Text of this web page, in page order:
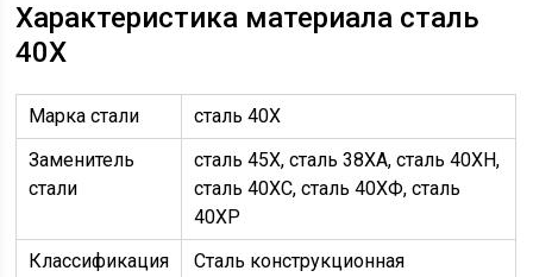
Характеристика материала сталь
40Х
Марка стали
сталь 40Х
Заменитель
стали
сталь 45Х, сталь 38ХА, сталь 40ХН,
сталь 40ХС, сталь 40ХФ, сталь
40ХР
Классификация
Сталь конструкционная